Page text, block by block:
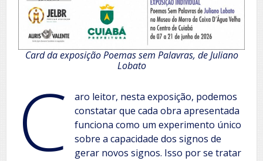
Card da exposição Poemas sem Palavras, de Juliano
Lobato
C
aro leitor, nesta exposição, podemos
constatar que cada obra apresentada
funciona como um experimento único
sobre a capacidade dos signos de
gerar novos signos. Isso por se tratar